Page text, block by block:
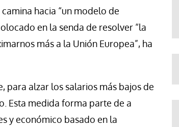
hacia “un modelo de
en la senda de resolver “la
más a la Unión Europea”, ha
para alzar los salarios más bajos de
Esta medida forma parte de a
y económico basado en la